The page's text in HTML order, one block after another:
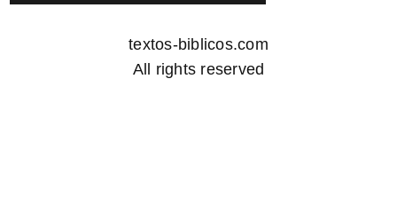
textos-biblicos.com
All rights reserved